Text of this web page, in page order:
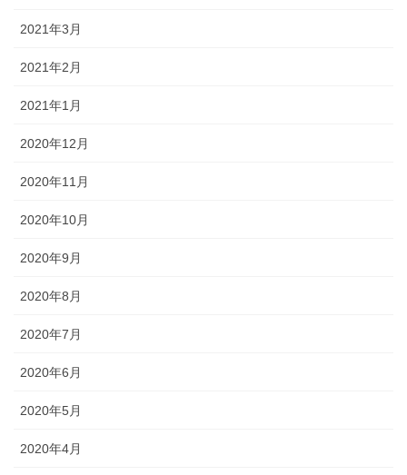
2021年3月
2021年2月
2021年1月
2020年12月
2020年11月
2020年10月
2020年9月
2020年8月
2020年7月
2020年6月
2020年5月
2020年4月